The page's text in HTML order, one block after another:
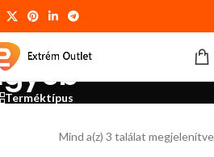
Terméktípus
Mind a(z) 3 találat megjelenítve